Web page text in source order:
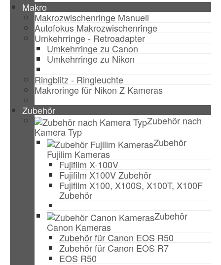
Makro
Makrozwischenringe Manuell
Autofokus Makrozwischenringe
Umkehrringe - Retroadapter
Umkehrringe zu Canon
Umkehrringe zu Nikon
Ringblitz - Ringleuchte
Makroringe für Nikon Z Kameras
Zubehör
Zubehör nach
Kamera Typ
Zubehör
Fujilim Kameras
Fujifilm X-100V
Fujifilm X100V Zubehör
Fujifilm X100, X100S, X100T, X100F
Zubehör
Zubehör
Canon Kameras
Zubehör für Canon EOS R50
Zubehör für Canon EOS R7
EOS R50